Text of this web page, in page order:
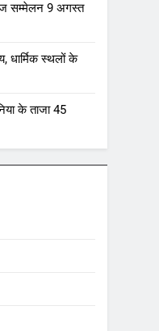
सम्मेलन 9 अगस्त
धार्मिक स्थलों के
के ताजा 45